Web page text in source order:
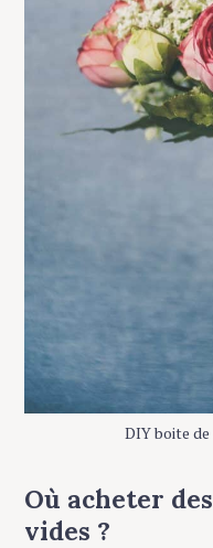
DIY boite
Où acheter
vides ?